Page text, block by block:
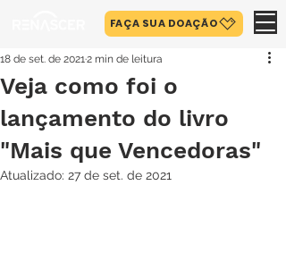
FAÇA SUA DOAÇÃO
Veja como foi o
lançamento do livro
"Mais que Vencedoras"
18 de set. de 20212 min de leitura
Atualizado: 27 de set. de 2021